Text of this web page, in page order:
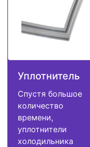
Уплотнитель
Спустя большое
количество
времени,
уплотнители
холодильника